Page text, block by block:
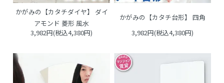
かがみの【カタチダイヤ】 ダイ
アモンド 菱形 風水
3,982円(税込4,380円)
かがみの【カタチ台形】 四角
3,982円(税込4,380円)